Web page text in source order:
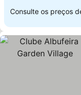
Consulte os preços